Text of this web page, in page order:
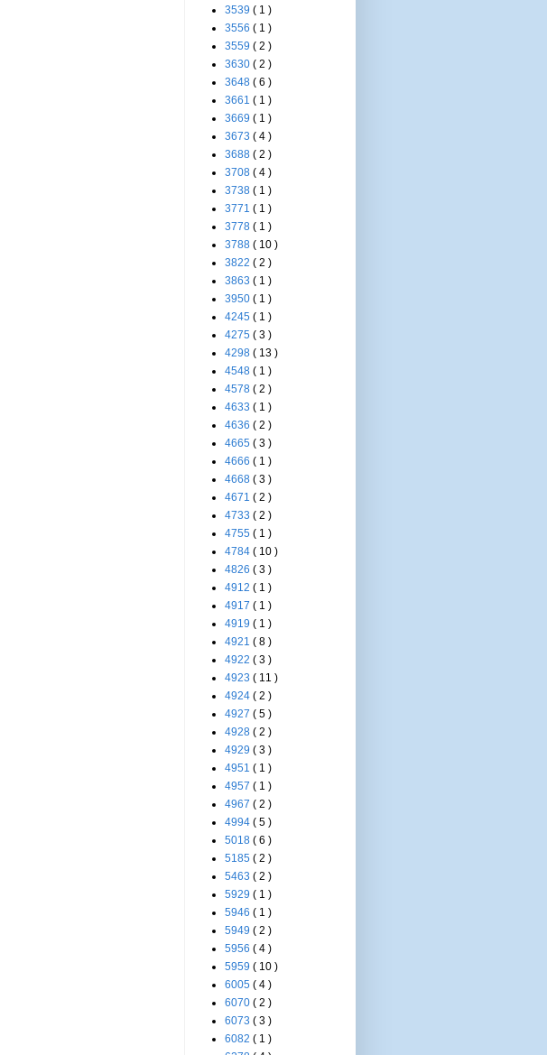
3539 ( 1 )
3556 ( 1 )
3559 ( 2 )
3630 ( 2 )
3648 ( 6 )
3661 ( 1 )
3669 ( 1 )
3673 ( 4 )
3688 ( 2 )
3708 ( 4 )
3738 ( 1 )
3771 ( 1 )
3778 ( 1 )
3788 ( 10 )
3822 ( 2 )
3863 ( 1 )
3950 ( 1 )
4245 ( 1 )
4275 ( 3 )
4298 ( 13 )
4548 ( 1 )
4578 ( 2 )
4633 ( 1 )
4636 ( 2 )
4665 ( 3 )
4666 ( 1 )
4668 ( 3 )
4671 ( 2 )
4733 ( 2 )
4755 ( 1 )
4784 ( 10 )
4826 ( 3 )
4912 ( 1 )
4917 ( 1 )
4919 ( 1 )
4921 ( 8 )
4922 ( 3 )
4923 ( 11 )
4924 ( 2 )
4927 ( 5 )
4928 ( 2 )
4929 ( 3 )
4951 ( 1 )
4957 ( 1 )
4967 ( 2 )
4994 ( 5 )
5018 ( 6 )
5185 ( 2 )
5463 ( 2 )
5929 ( 1 )
5946 ( 1 )
5949 ( 2 )
5956 ( 4 )
5959 ( 10 )
6005 ( 4 )
6070 ( 2 )
6073 ( 3 )
6082 ( 1 )